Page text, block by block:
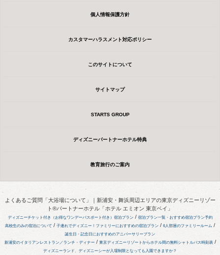
個人情報保護方針
カスタマーハラスメント対応ポリシー
このサイトについて
サイトマップ
STARTS GROUP
ディズニーパートナーホテル特典
教育旅行のご案内
よくあるご質問「大浴場について」｜新浦安・舞浜周辺エリアの東京ディズニーリゾー
ト®パートナーホテル「ホテル エミオン 東京ベイ」
ディズニーチケット付き（お得なワンデーパスポート付き）宿泊プラン/ 宿泊プラン一覧・おすすめ宿泊プラン予約
高校生のみの宿泊について / 子連れでディズニー！ファミリーにおすすめの宿泊プラン / 6人部屋のファミリールーム /
誕生日・記念日におすすめのアニバーサリープラン
新浦安のイタリアンレストラン／ランチ・ディナー/ 東京ディズニーリゾートからホテル間の無料シャトルバス時刻表/
ディズニーランド、ディズニーシーが入場制限となっても入園できますか？